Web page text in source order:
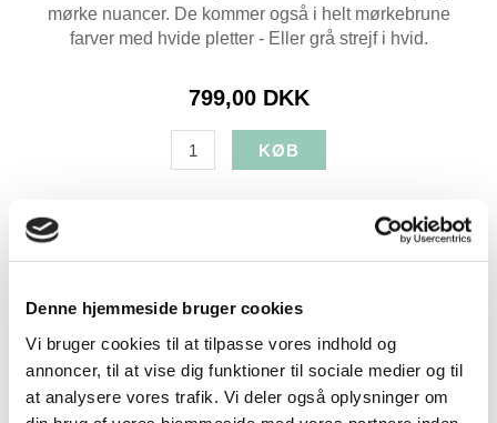
Denne hjemmeside bruger cookies
Vi bruger cookies til at tilpasse vores indhold og
annoncer, til at vise dig funktioner til sociale medier og til
at analysere vores trafik. Vi deler også oplysninger om
mørke nuancer. De kommer også i helt mørkebrune
farver med hvide pletter - Eller grå strejf i hvid.
799,00 DKK
SKU:RR-20700
Levering:1-3 dage
Brands:RumRum